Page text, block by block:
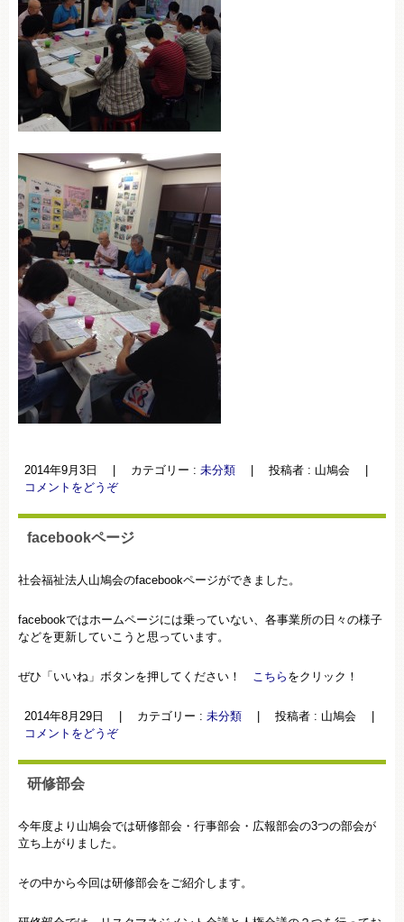
2014年9月3日 カテゴリー : 未分類 投稿者 : 山鳩会
コメントをどうぞ
facebookページ
社会福祉法人山鳩会のfacebookページができました。
facebookではホームページには乗っていない、各事業所の日々の様子
などを更新していこうと思っています。
ぜひ「いいね」ボタンを押してください！ こちら をクリック！
2014年8月29日 カテゴリー : 未分類 投稿者 : 山鳩会
コメントをどうぞ
研修部会
今年度より山鳩会では研修部会・行事部会・広報部会の3つの部会が
立ち上がりました。
その中から今回は研修部会をご紹介します。